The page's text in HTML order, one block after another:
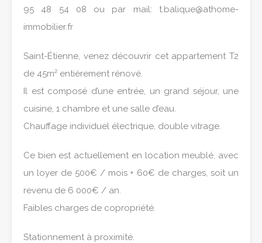
95 48 54 08 ou par mail: t.balique@athome-
immobilier.fr
Saint-Étienne, venez découvrir cet appartement T2
de 45m² entièrement rénové.
Il est composé d’une entrée, un grand séjour, une
cuisine, 1 chambre et une salle d’eau.
Chauffage individuel électrique, double vitrage.
Ce bien est actuellement en location meublé, avec
un loyer de 500€ / mois + 60€ de charges, soit un
revenu de 6 000€ / an.
Faibles charges de copropriété.
Stationnement à proximité.